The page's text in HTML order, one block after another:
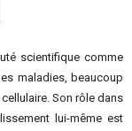
scientifique comme
maladies, beaucoup
Son rôle dans
lui-même est